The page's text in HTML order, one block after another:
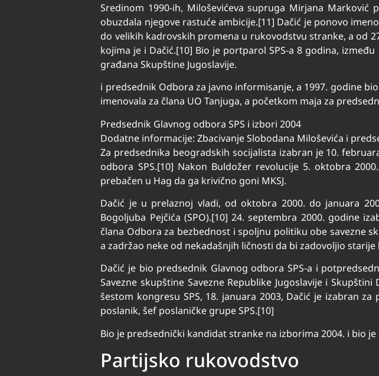
Sredinom 1990-ih, Miloševićeva supruga Mirjana
obuzdala njegove rastuće ambicije.[11] Dačić je ponovo
do velikih kadrovskih promena u rukovodstvu stranke, a od
kojima je i Dačić.[10] Bio je portparol SPS-a 8 godina,
građana Skupštine Jugoslavije.
i predsednik Odbora za javno informisanje, a 1997. godine
imenovala za člana UO Tanjuga, a početkom maja za
Predsednik Glavnog odbora SPS i izbori 2004
Dodatne informacije: Zbacivanje Slobodana Miloševića i
Za predsednika beogradskih socijalista izabran je 10.
odbora SPS.[10] Nakon Buldožer revolucije 5. oktobra
prebačen u Hag da ga krivično goni MKSJ.
Dačić je u prelaznoj vladi, od oktobra 2000. do januara
Bogoljuba Pejčića (SPO).[10] 24. septembra 2000. godine
člana Odbora za bezbednost i spoljnu politiku obe savezne
a zadržao neke od nekadašnjih ličnosti da bi zadovoljio
Dačić je bio predsednik Glavnog odbora SPS-a i
Savezne skupštine Savezne Republike Jugoslavije i
šestom kongresu SPS, 18. januara 2003, Dačić je izabran
poslanik, šef poslaničke grupe SPS.[10]
Bio je predsednički kandidat stranke na izborima 2004. i bio
Partijsko rukovodstvo